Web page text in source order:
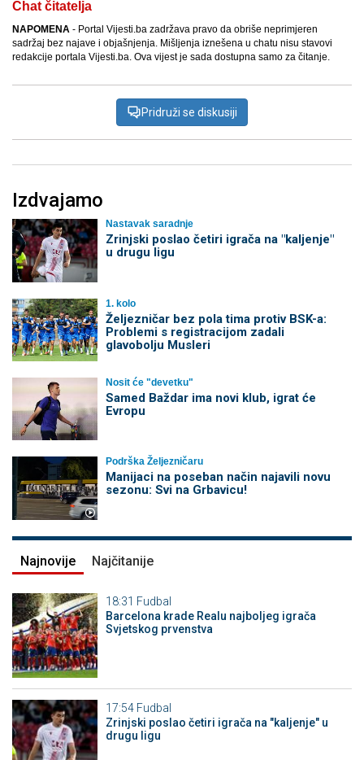
Chat čitatelja
NAPOMENA - Portal Vijesti.ba zadržava pravo da obriše neprimjeren
sadržaj bez najave i objašnjenja. Mišljenja iznešena u chatu nisu stavovi
redakcije portala Vijesti.ba. Ova vijest je sada dostupna samo za čitanje.
Pridruži se diskusiji
Izdvajamo
Nastavak saradnje
Zrinjski poslao četiri igrača na "kaljenje"
u drugu ligu
1. kolo
Željezničar bez pola tima protiv BSK-a:
Problemi s registracijom zadali
glavobolju Musleri
Nosit će "devetku"
Samed Baždar ima novi klub, igrat će
Evropu
Podrška Željezničaru
Manijaci na poseban način najavili novu
sezonu: Svi na Grbavicu!
Najnovije Najčitanije
18:31 Fudbal
Barcelona krade Realu najboljeg igrača
Svjetskog prvenstva
17:54 Fudbal
Zrinjski poslao četiri igrača na "kaljenje" u
drugu ligu